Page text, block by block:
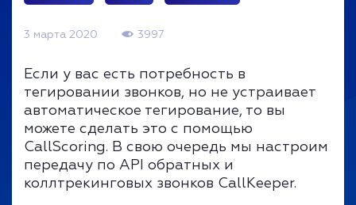
3 марта 2020 3997
Если у вас есть потребность в
тегировании звонков, но не устраивает
автоматическое тегирование, то вы
можете сделать это с помощью
CallScoring. В свою очередь мы настроим
передачу по API обратных и
коллтрекинговых звонков CallKeeper.